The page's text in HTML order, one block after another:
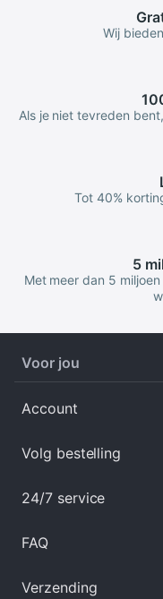
Wij
Als je niet tevreden
Tot 40%
5
Met meer dan 5
Voor jou
Account
Volg bestelling
24/7 service
FAQ
Verzending